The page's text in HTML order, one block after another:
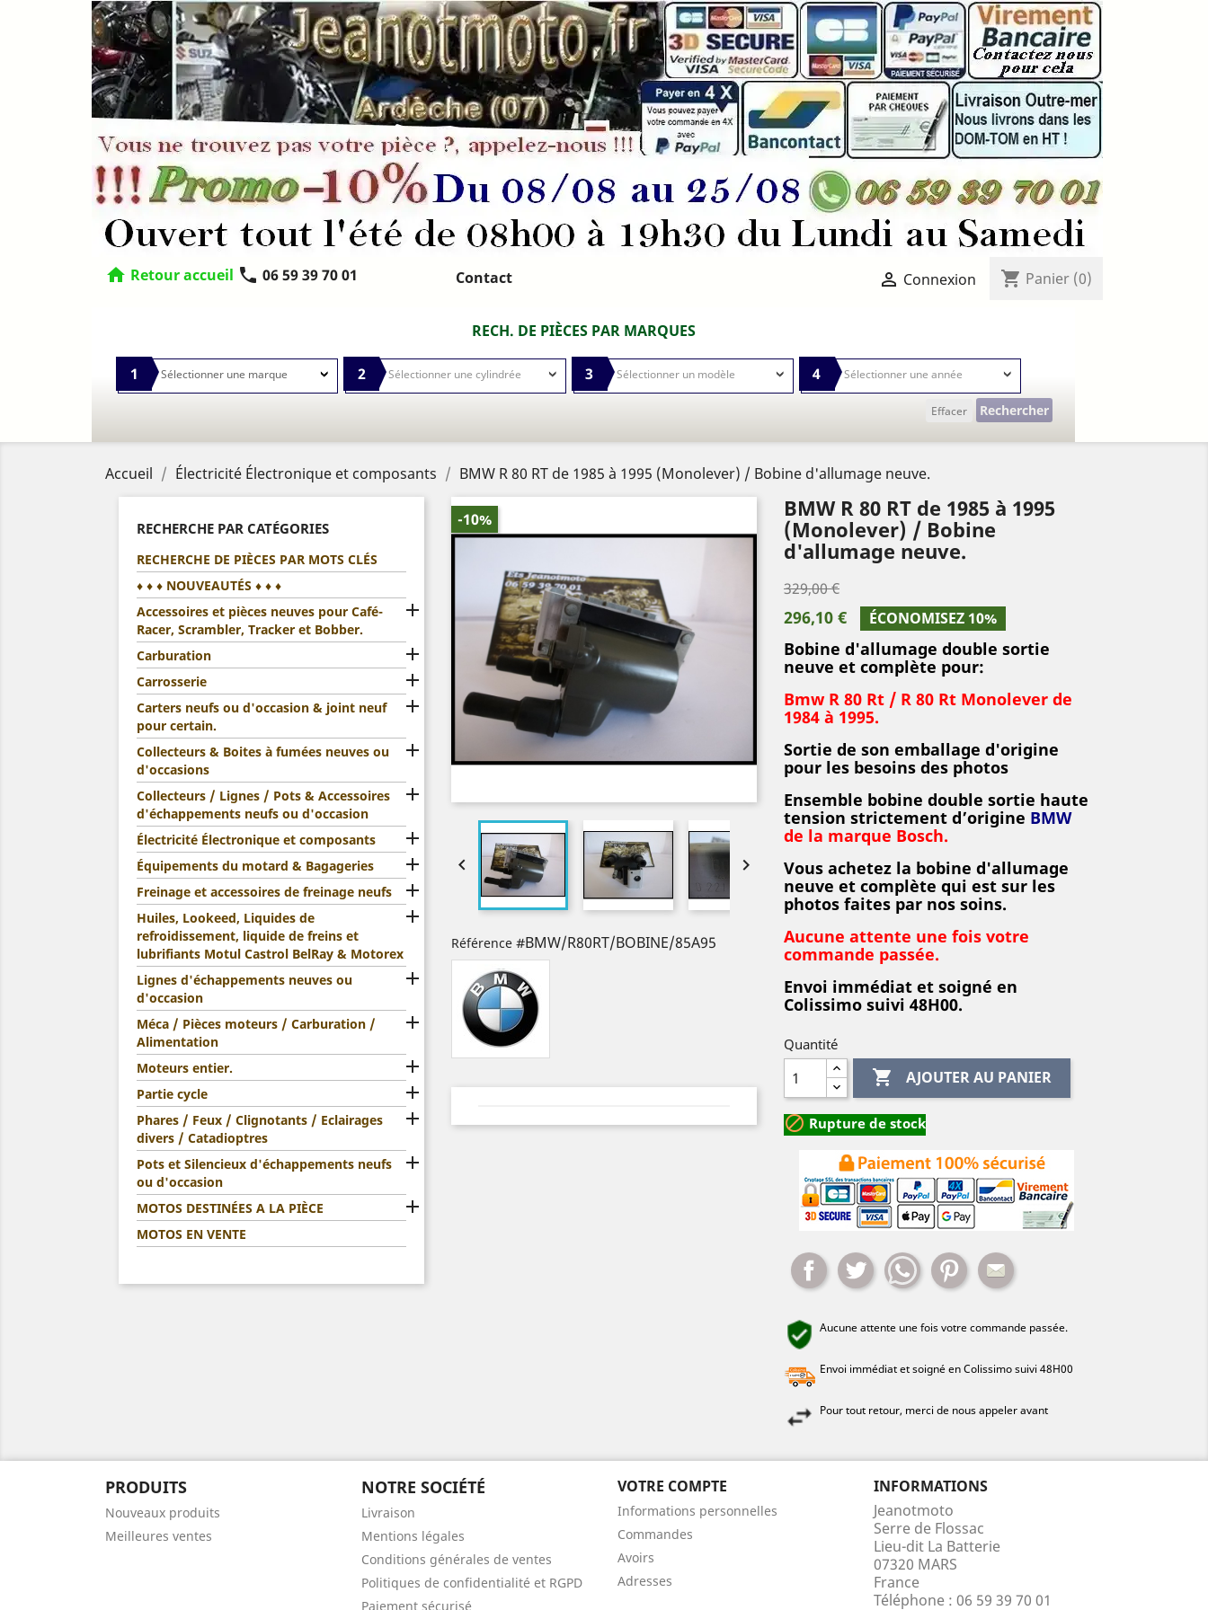
home Retour accueil phone 06 59 39 70 01 Contact  Connexion shopping_cart Panier (0)
RECH. DE PIÈCES PAR MARQUES
1 2 3 4
Effacer Rechercher
Accueil Électricité Électronique et composants BMW R 80 RT de 1985 à 1995 (Monolever) / Bobine d'allumage neuve.
RECHERCHE PAR CATÉGORIES
RECHERCHE DE PIÈCES PAR MOTS CLÉS
♦ ♦ ♦ NOUVEAUTÉS ♦ ♦ ♦
Accessoires et pièces neuves pour Café-
Racer, Scrambler, Tracker et Bobber.

Carburation 
Carrosserie 
Carters neufs ou d'occasion & joint neuf
pour certain.

Collecteurs & Boites à fumées neuves ou
d'occasions

Collecteurs / Lignes / Pots & Accessoires
d'échappements neufs ou d'occasion

Électricité Électronique et composants 
Équipements du motard & Bagageries 
Freinage et accessoires de freinage neufs 
Huiles, Lookeed, Liquides de
refroidissement, liquide de freins et
lubrifiants Motul Castrol BelRay & Motorex

Lignes d'échappements neuves ou
d'occasion

Méca / Pièces moteurs / Carburation /
Alimentation

Moteurs entier. 
Partie cycle 
Phares / Feux / Clignotants / Eclairages
divers / Catadioptres

Pots et Silencieux d'échappements neufs
ou d'occasion

MOTOS DESTINÉES A LA PIÈCE 
MOTOS EN VENTE
-10%
 
Référence #BMW/R80RT/BOBINE/85A95
BMW R 80 RT de 1985 à 1995
(Monolever) / Bobine
d'allumage neuve.
329,00 €
296,10 € ÉCONOMISEZ 10%
Bobine d'allumage double sortie
neuve et complète pour:
Bmw R 80 Rt / R 80 Rt Monolever de
1984 à 1995.
Sortie de son emballage d'origine
pour les besoins des photos
Ensemble bobine double sortie haute
tension strictement d’origine BMW
de la marque Bosch.
Vous achetez la bobine d'allumage
neuve et complète qui est sur les
photos faites par nos soins.
Aucune attente une fois votre
commande passée.
Envoi immédiat et soigné en
Colissimo suivi 48H00.
Quantité
 AJOUTER AU PANIER
 Rupture de stock
PartagerTweet WhatsappPinterestMail
Aucune attente une fois votre commande passée.
Envoi immédiat et soigné en Colissimo suivi 48H00
Pour tout retour, merci de nous appeler avant
PRODUITS
Nouveaux produits
Meilleures ventes
NOTRE SOCIÉTÉ
Livraison
Mentions légales
Conditions générales de ventes
Politiques de confidentialité et RGPD
Paiement sécurisé
VOTRE COMPTE
Informations personnelles
Commandes
Avoirs
Adresses
INFORMATIONS
Jeanotmoto
Serre de Flossac
Lieu-dit La Batterie
07320 MARS
France
Téléphone : 06 59 39 70 01